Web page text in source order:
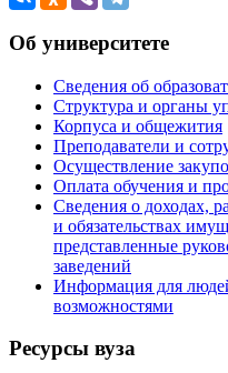
Об университете
Сведения об
Структура и органы
Корпуса и общежития
Преподаватели и
Осуществление
Оплата обучения и
Сведения о доходах,
и обязательствах
представленные
заведений
Информация для
возможностями
Ресурсы вуза